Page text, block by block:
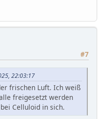
#7
22:03:17
frischen Luft. Ich weiß
freigesetzt werden
Celluloid in sich.